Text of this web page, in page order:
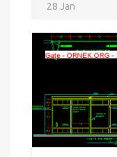
28 Jan